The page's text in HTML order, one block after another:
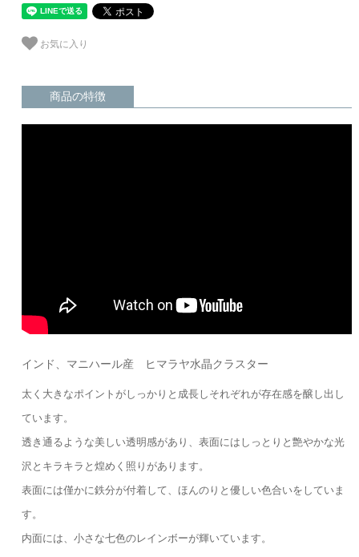
お気に入り
商品の特徴
インド、マニハール産 ヒマラヤ水晶クラスター
太く大きなポイントがしっかりと成長しそれぞれが存在感を醸し出し
ています。
透き通るような美しい透明感があり、表面にはしっとりと艶やかな光
沢とキラキラと煌めく照りがあります。
表面には僅かに鉄分が付着して、ほんのりと優しい色合いをしていま
す。
内面には、小さな七色のレインボーが輝いています。